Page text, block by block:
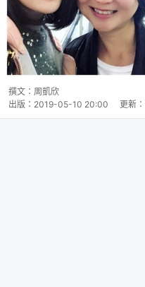
撰文： 周凱欣
出版： 2019-05-10 20:00 更新：